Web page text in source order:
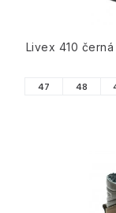
Livex 410
47 48